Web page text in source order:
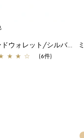
ミスクリオ パール/Lラウンドウォレット/シルバー
★ ★ ☆ (6件)